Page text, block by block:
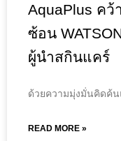
AquaPlus คว้
ซ้อน
ผู้นำสกินแคร์
ด้วยความมุ่งมั่นคิดค้น
READ MORE »